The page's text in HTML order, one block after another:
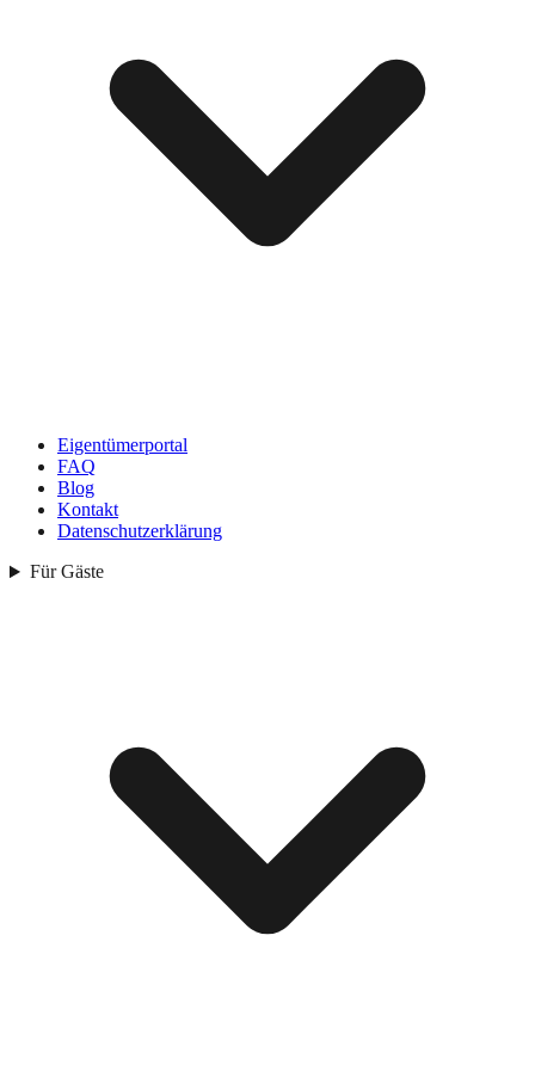
Eigentümerportal
FAQ
Blog
Kontakt
Datenschutzerklärung
Für Gäste